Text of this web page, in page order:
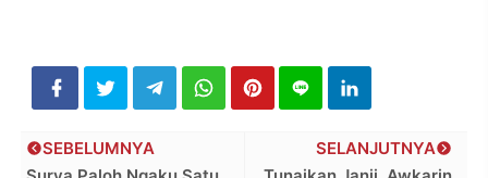
SELANJUTNYA
SEBELUMNYA